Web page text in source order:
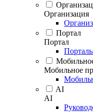
Организация
Портал
Портал
Мобильное
AI
AI